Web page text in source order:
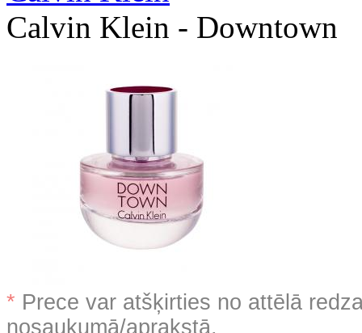
Calvin Klein - Downtown
* Prece var atšķirties no attēlā
nosaukumā/aprakstā.